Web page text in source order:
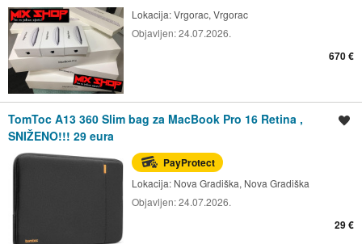
Lokacija:Vrgorac, Vrgorac
Objavljen:24.07.2026.
670 €
TomToc A13 360 Slim bag za MacBook Pro 16 Retina ,
SNIŽENO!!! 29 eura
PayProtect
Lokacija: Nova Gradiška, Nova Gradiška
Objavljen:24.07.2026.
29 €